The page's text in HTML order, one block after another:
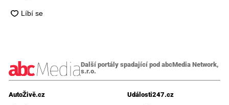
Další portály spadající pod abcMedia Network,
s.r.o.
AutoŽivě.cz
Události247.cz